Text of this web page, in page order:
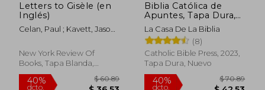
Letters to Gisèle (en
Inglés)
Celan, Paul ; Kavett, Jason ;
New York Review Of
Books, Tapa Blanda,
Nuevo
Biblia Católica de
Apuntes, Tapa Dura,
Tela, Azul
La Casa De La Biblia
(8)
Catholic Bible Press, 2023,
Tapa Dura, Nuevo